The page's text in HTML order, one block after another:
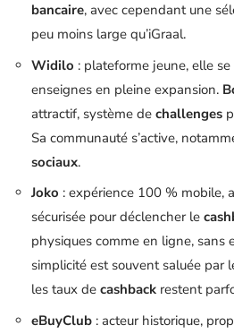
bancaire, avec cependant une
peu moins large qu’iGraal.
Widilo : plateforme jeune, elle
enseignes en pleine expansion.
attractif, système de challenges
Sa communauté s’active,
sociaux.
Joko : expérience 100 % mobile,
sécurisée pour déclencher le
physiques comme en ligne, sans
simplicité est souvent saluée par
les taux de cashback restent
eBuyClub : acteur historique,